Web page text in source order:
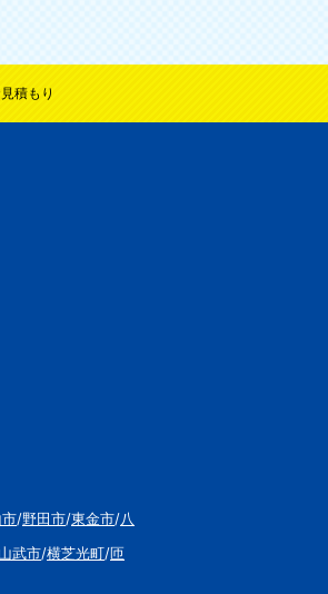
積もり
/野田市/東金市/八
山武市/横芝光町/匝